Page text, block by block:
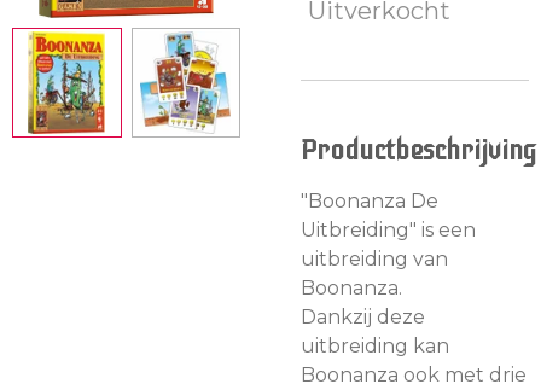
Uitverkocht
Productbeschrijving
"Boonanza De
Uitbreiding" is een
uitbreiding van
Boonanza.
Dankzij deze
uitbreiding kan
Boonanza ook met drie